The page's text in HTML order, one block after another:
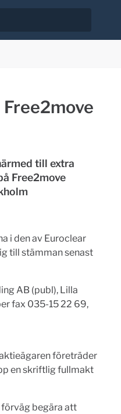
till extra
Free2move
i den av Euroclear
till stämman senast
AB (publ), Lilla
fax 035-15 22 69,
företräder
en skriftlig fullmakt
begära att